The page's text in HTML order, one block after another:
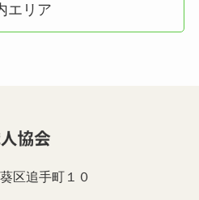
エリア
区追手町１０